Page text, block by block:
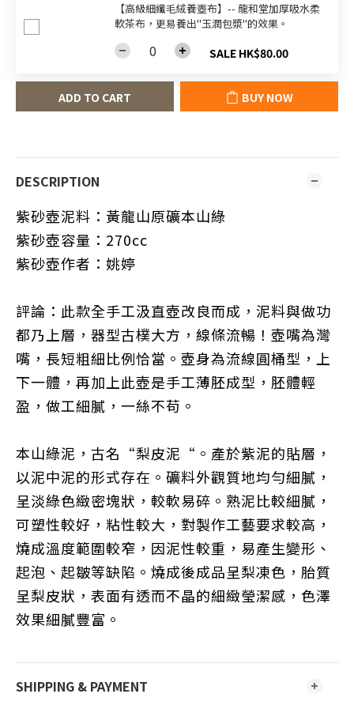
【高級細纖毛絨養壺布】-- 龍和堂加厚吸水柔
軟茶布，更易養出"玉潤包漿"的效果。
SALE HK$80.00
ADD TO CART BUY NOW
DESCRIPTION
紫砂壺泥料：黃龍山原礦本山綠
紫砂壺容量：270cc
紫砂壺作者：姚婷
評論： 此款全手工汲直壺改良而成，泥料與做功
都乃上層，器型古樸大方，線條流暢！壺嘴為灣
嘴，長短粗細比例恰當。壺身為流線圓桶型，上
下一體，再加上此壺是手工薄胚成型，胚體輕
盈，做工細膩，一絲不苟。
本山綠泥，古名“梨皮泥“。產於紫泥的貼層，
以泥中泥的形式存在。礦料外觀質地均勻細膩，
呈淡綠色緻密塊狀，較軟易碎。熟泥比較細膩，
可塑性較好，粘性較大，對製作工藝要求較高，
燒成溫度範圍較窄，因泥性較重，易產生變形、
起泡、起皺等缺陷。燒成後成品呈梨凍色，胎質
呈梨皮狀，表面有透而不晶的細緻瑩潔感，色澤
效果細膩豐富。
SHIPPING & PAYMENT